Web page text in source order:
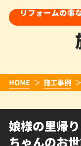
リフォームの事
HOME 施工事例
娘様の里帰
ちゃんのお